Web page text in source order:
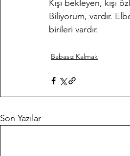
Kışı bekleyen, kışı
Biliyorum, vardır.
birileri vardır.
Babasız Kalmak
Son Yazılar